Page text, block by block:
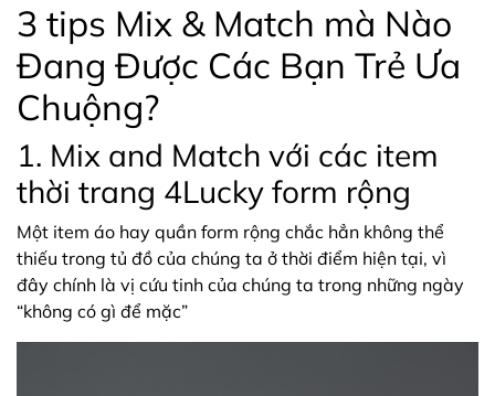
3 tips Mix & Match mà Nào
Đang Được Các Bạn Trẻ Ưa
Chuộng?
1. Mix and Match với các item
thời trang 4Lucky form rộng
Một item áo hay quần form rộng chắc hẳn không thể
thiếu trong tủ đồ của chúng ta ở thời điểm hiện tại, vì
đây chính là vị cứu tinh của chúng ta trong những ngày
“không có gì để mặc”